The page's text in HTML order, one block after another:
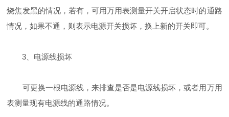
烧焦发黑的情况，若有，可用万用表测量开关开启状态时的通路
情况，如果不通，则表示电源开关损坏，换上新的开关即可。
3、电源线损坏
可更换一根电源线，来排查是否是电源线损坏，或者用万用
表测量现有电源线的通路情况。